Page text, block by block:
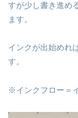
すが少し書き進め
ます。
インクが出始めれ
す。
※インクフロー＝